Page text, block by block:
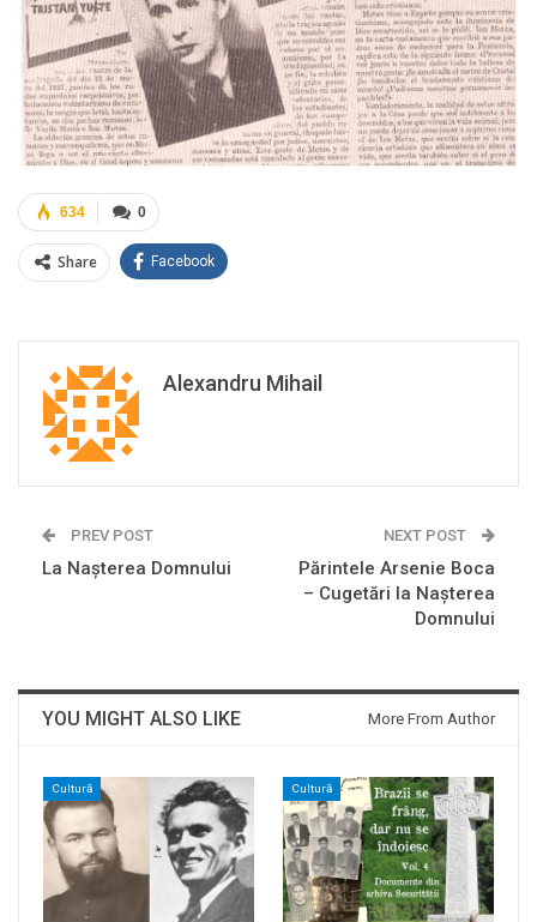
0
634
Share Facebook
Alexandru Mihail
PREV POST
La Naşterea Domnului
NEXT POST
Părintele Arsenie Boca
– Cugetări la Naşterea
Domnului
YOU MIGHT ALSO LIKE More From Author
Cultură Cultură